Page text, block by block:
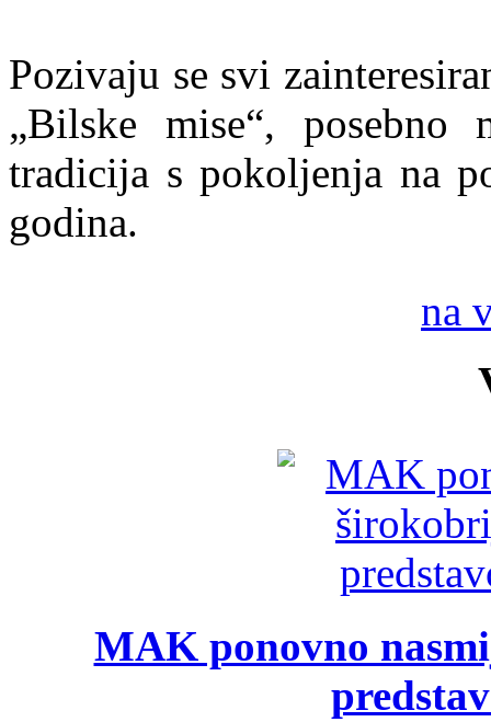
Pozivaju se svi
„Bilske mise“,
tradicija s pokoljenja na
godina.
na
MAK ponovno